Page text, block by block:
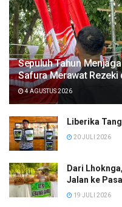
Sepuluh Tahun
Safura Merawat Rezeki
4 AGUSTUS 2026
Liberika
20 JULI 2026
Dari
Jalan ke
19 JULI 2026